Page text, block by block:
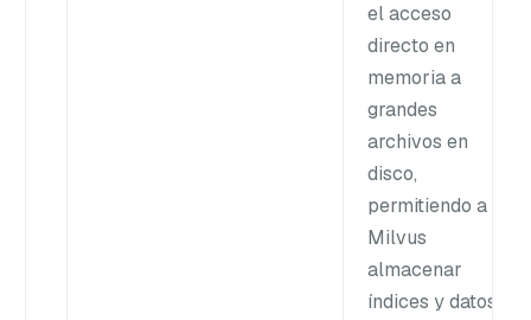
el acceso
directo en
memoria a
grandes
archivos en
disco,
permitiendo a
Milvus
almacenar
índices y datos